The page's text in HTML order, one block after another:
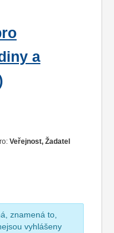
a
Veřejnost, Žadatel
znamená to,
vyhlášeny